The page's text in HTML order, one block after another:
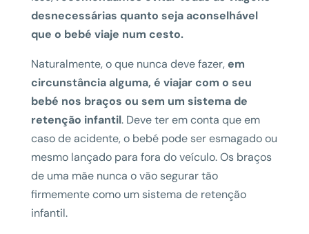
desnecessárias quanto seja aconselhável
que o bebé viaje num cesto.
Naturalmente, o que nunca deve fazer,em
circunstância alguma, é viajar com o seu
bebé nos braços ou sem um sistema de
retenção infantil. Deve ter em conta que em
caso de acidente, o bebé pode ser esmagado ou
mesmo lançado para fora do veículo. Os braços
de uma mãe nunca o vão segurar tão
firmemente como um sistema de retenção
infantil.